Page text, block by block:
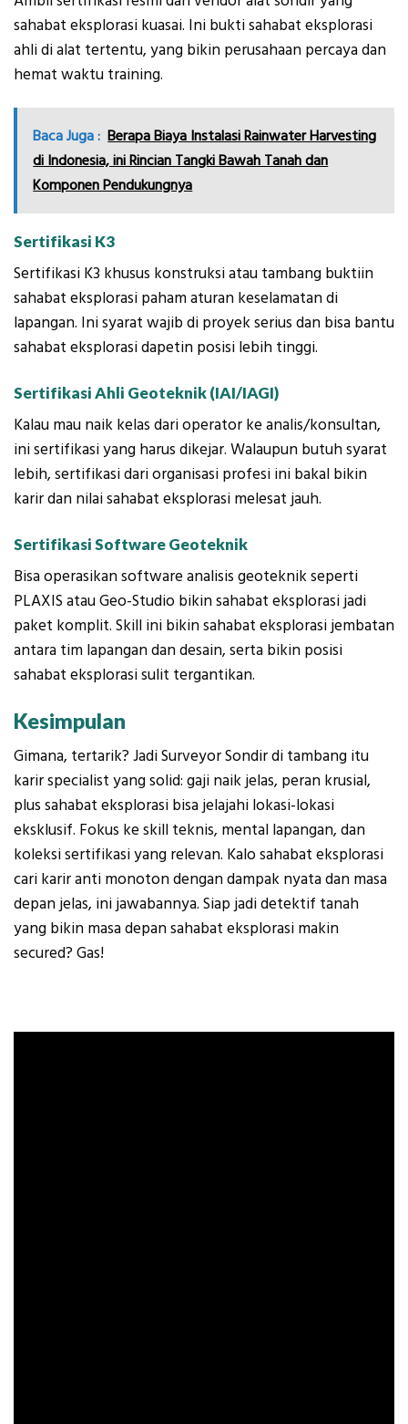
sahabat eksplorasi kuasai. Ini bukti sahabat eksplorasi
ahli di alat tertentu, yang bikin perusahaan percaya dan
hemat waktu training.
Baca Juga : Berapa Biaya Instalasi Rainwater Harvesting
di Indonesia, ini Rincian Tangki Bawah Tanah dan
Komponen Pendukungnya
Sertifikasi K3
Sertifikasi K3 khusus konstruksi atau tambang buktiin
sahabat eksplorasi paham aturan keselamatan di
lapangan. Ini syarat wajib di proyek serius dan bisa bantu
sahabat eksplorasi dapetin posisi lebih tinggi.
Sertifikasi Ahli Geoteknik (IAI/IAGI)
Kalau mau naik kelas dari operator ke analis/konsultan,
ini sertifikasi yang harus dikejar. Walaupun butuh syarat
lebih, sertifikasi dari organisasi profesi ini bakal bikin
karir dan nilai sahabat eksplorasi melesat jauh.
Sertifikasi Software Geoteknik
Bisa operasikan software analisis geoteknik seperti
PLAXIS atau Geo-Studio bikin sahabat eksplorasi jadi
paket komplit. Skill ini bikin sahabat eksplorasi jembatan
antara tim lapangan dan desain, serta bikin posisi
sahabat eksplorasi sulit tergantikan.
Kesimpulan
Gimana, tertarik? Jadi Surveyor Sondir di tambang itu
karir specialist yang solid: gaji naik jelas, peran krusial,
plus sahabat eksplorasi bisa jelajahi lokasi-lokasi
eksklusif. Fokus ke skill teknis, mental lapangan, dan
koleksi sertifikasi yang relevan. Kalo sahabat eksplorasi
cari karir anti monoton dengan dampak nyata dan masa
depan jelas, ini jawabannya. Siap jadi detektif tanah
yang bikin masa depan sahabat eksplorasi makin
secured? Gas!